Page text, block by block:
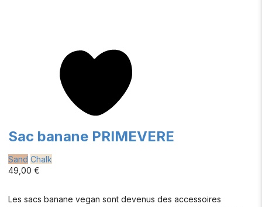
Sac banane PRIMEVERE
Sand Chalk
49,00 €
Les sacs banane vegan sont devenus des accessoires